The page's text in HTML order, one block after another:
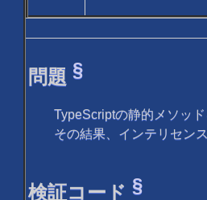
問題§
TypeScriptの静的メソッ
その結果、インテリセン
検証コード§